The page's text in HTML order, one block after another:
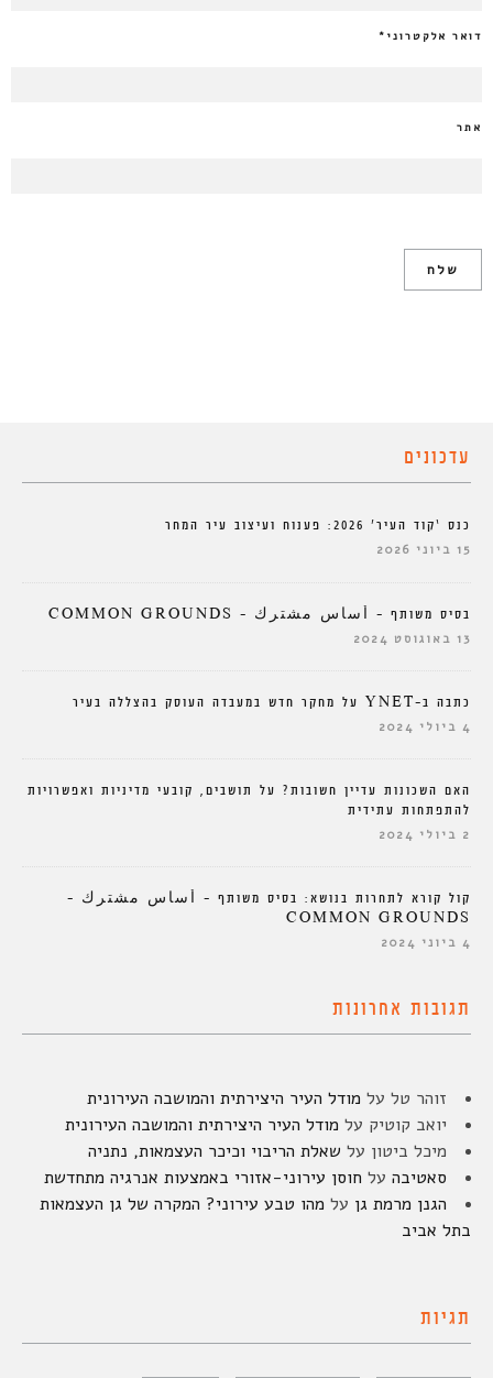
דואר אלקטרוני *
אתר
עדכונים
כנס ‘קוד העיר’ 2026: פענוח ועיצוב עיר המחר
15 ביוני 2026
בסיס משותף – أساس مشترك – COMMON GROUNDS
13 באוגוסט 2024
כתבה ב-YNET על מחקר חדש במעבדה העוסק בהצללה בעיר
4 ביולי 2024
האם השכונות עדיין חשובות? על תושבים, קובעי מדיניות ואפשרויות
להתפתחות עתידית
2 ביולי 2024
קול קורא לתחרות בנושא: בסיס משותף – أساس مشترك –
COMMON GROUNDS
4 ביוני 2024
תגובות אחרונות
זוהר טל על מודל העיר היצירתית והמושבה העירונית
יואב קוטיק על מודל העיר היצירתית והמושבה העירונית
מיכל ביטון על שאלת הריבוי וכיכר העצמאות, נתניה
סאטיבה על חוסן עירוני-אזורי באמצעות אנרגיה מתחדשת
הגנן מרמת גן על מהו טבע עירוני? המקרה של גן העצמאות
בתל אביב
תגיות